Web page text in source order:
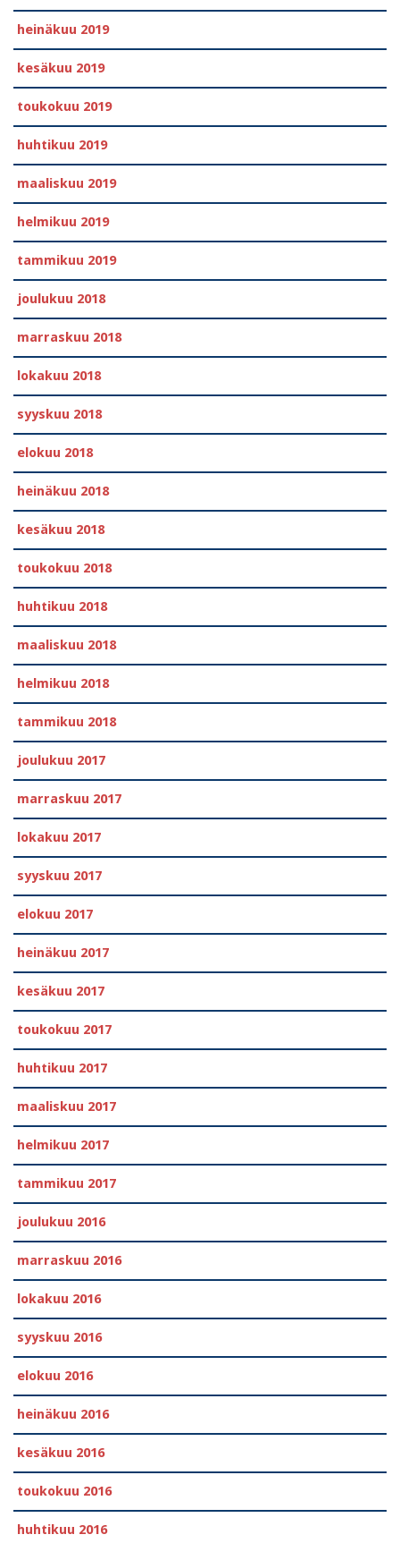
heinäkuu 2019
kesäkuu 2019
toukokuu 2019
huhtikuu 2019
maaliskuu 2019
helmikuu 2019
tammikuu 2019
joulukuu 2018
marraskuu 2018
lokakuu 2018
syyskuu 2018
elokuu 2018
heinäkuu 2018
kesäkuu 2018
toukokuu 2018
huhtikuu 2018
maaliskuu 2018
helmikuu 2018
tammikuu 2018
joulukuu 2017
marraskuu 2017
lokakuu 2017
syyskuu 2017
elokuu 2017
heinäkuu 2017
kesäkuu 2017
toukokuu 2017
huhtikuu 2017
maaliskuu 2017
helmikuu 2017
tammikuu 2017
joulukuu 2016
marraskuu 2016
lokakuu 2016
syyskuu 2016
elokuu 2016
heinäkuu 2016
kesäkuu 2016
toukokuu 2016
huhtikuu 2016